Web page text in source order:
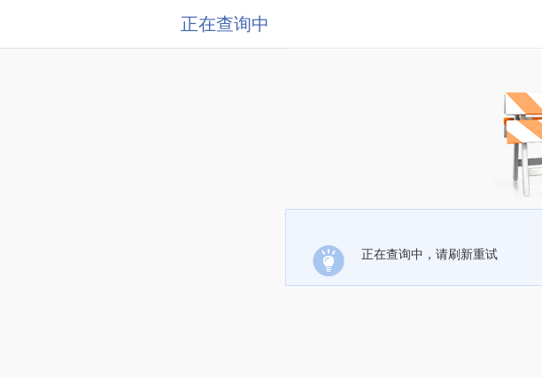
正在查询中
正在查询中，请刷新重试